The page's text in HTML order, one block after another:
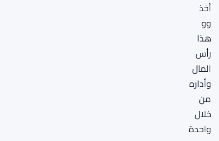
أخذ
وو
هذا
رأس
المال
وأداره
من
خلال
واحدة